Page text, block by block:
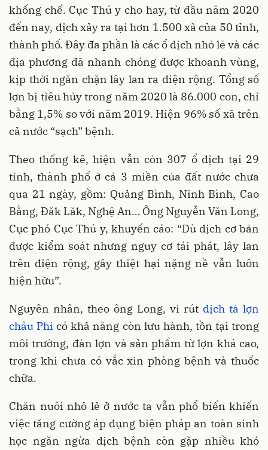
khống chế. Cục Thú y cho hay, từ đầu năm 2020
đến nay, dịch xảy ra tại hơn 1.500 xã của 50 tỉnh,
thành phố. Đây đa phần là các ổ dịch nhỏ lẻ và các
địa phương đã nhanh chóng được khoanh vùng,
kịp thời ngăn chặn lây lan ra diện rộng. Tổng số
lợn bị tiêu hủy trong năm 2020 là 86.000 con, chỉ
bằng 1,5% so với năm 2019. Hiện 96% số xã trên
cả nước “sạch” bệnh.
Theo thống kê, hiện vẫn còn 307 ổ dịch tại 29
tỉnh, thành phố ở cả 3 miền của đất nước chưa
qua 21 ngày, gồm: Quảng Bình, Ninh Bình, Cao
Bằng, Đăk Lăk, Nghệ An… Ông Nguyễn Văn Long,
Cục phó Cục Thú y, khuyến cáo: “Dù dịch cơ bản
được kiểm soát nhưng nguy cơ tái phát, lây lan
trên diện rộng, gây thiệt hại nặng nề vẫn luôn
hiện hữu”.
Nguyên nhân, theo ông Long, vi rút dịch tả lợn
châu Phi có khả năng còn lưu hành, tồn tại trong
môi trường, đàn lợn và sản phẩm từ lợn khá cao,
trong khi chưa có vắc xin phòng bệnh và thuốc
chữa.
Chăn nuôi nhỏ lẻ ở nước ta vẫn phổ biến khiến
việc tăng cường áp dụng biện pháp an toàn sinh
học ngăn ngừa dịch bệnh còn gặp nhiều khó